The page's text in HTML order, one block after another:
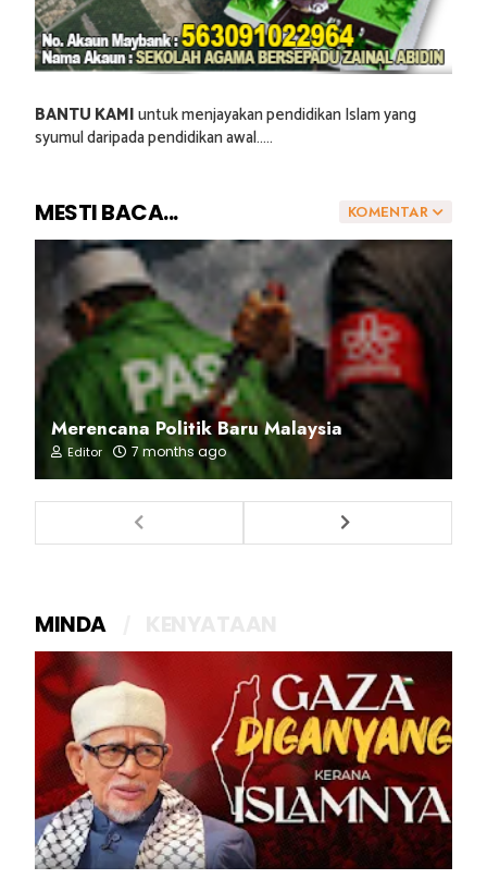
BANTU KAMIuntuk menjayakan pendidikan Islam yang
syumul daripada pendidikan awal.....
KOMENTAR
MESTI BACA...
Merencana Politik Baru Malaysia
Editor 7 months ago
MINDA